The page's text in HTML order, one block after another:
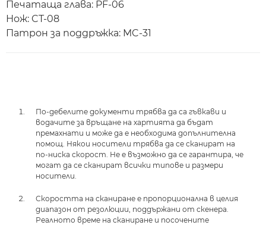
Печатаща глава: PF-06
Нож: CT-08
Патрон за поддръжка: MC-31
По-дебелите документи трябва да са гъвкави и
водачите за връщане на хартията да бъдат
премахнати и може да е необходима допълнителна
помощ. Някои носители трябва да се сканират на
по-ниска скорост. Не е възможно да се гарантира, че
могат да се сканират всички типове и размери
носители.
Скоростта на сканиране е пропорционална в целия
диапазон от резолюции, поддържани от скенера.
Реалното време на сканиране и посочените